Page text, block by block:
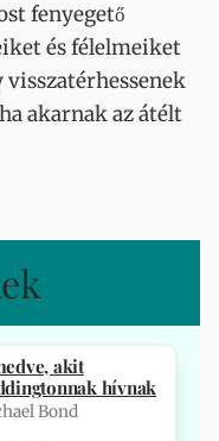
fenyegető
és félelmeiket
akarnak az átélt
akit
hívnak
Bond